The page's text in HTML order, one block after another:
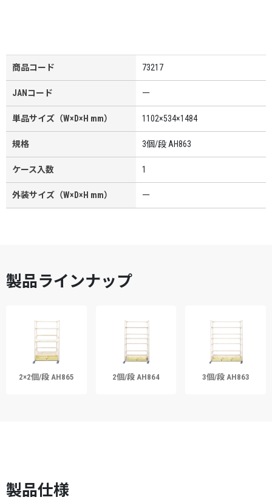
商品コード 73217
JANコード ー
単品サイズ（W×D×H mm） 1102×534×1484
規格 3個/段 AH863
ケース入数 1
外装サイズ（W×D×H mm） ー
製品ラインナップ
2×2個/段 AH865 2個/段 AH864 3個/段 AH863
製品仕様